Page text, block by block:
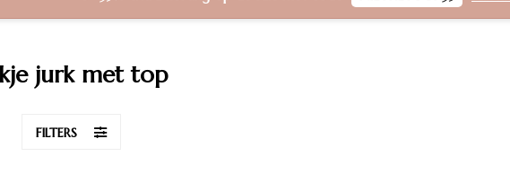
jurk met top
FILTERS